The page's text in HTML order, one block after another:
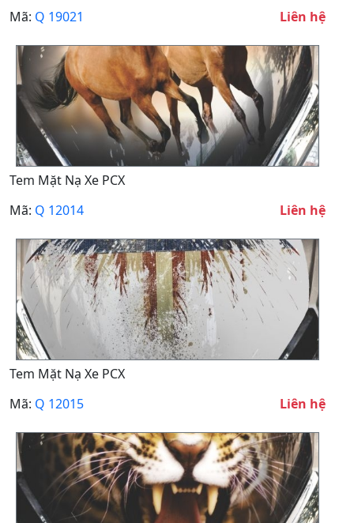
Mã: Q 19021 Liên hệ
Tem Mặt Nạ Xe PCX
Mã: Q 12014 Liên hệ
Tem Mặt Nạ Xe PCX
Mã: Q 12015 Liên hệ